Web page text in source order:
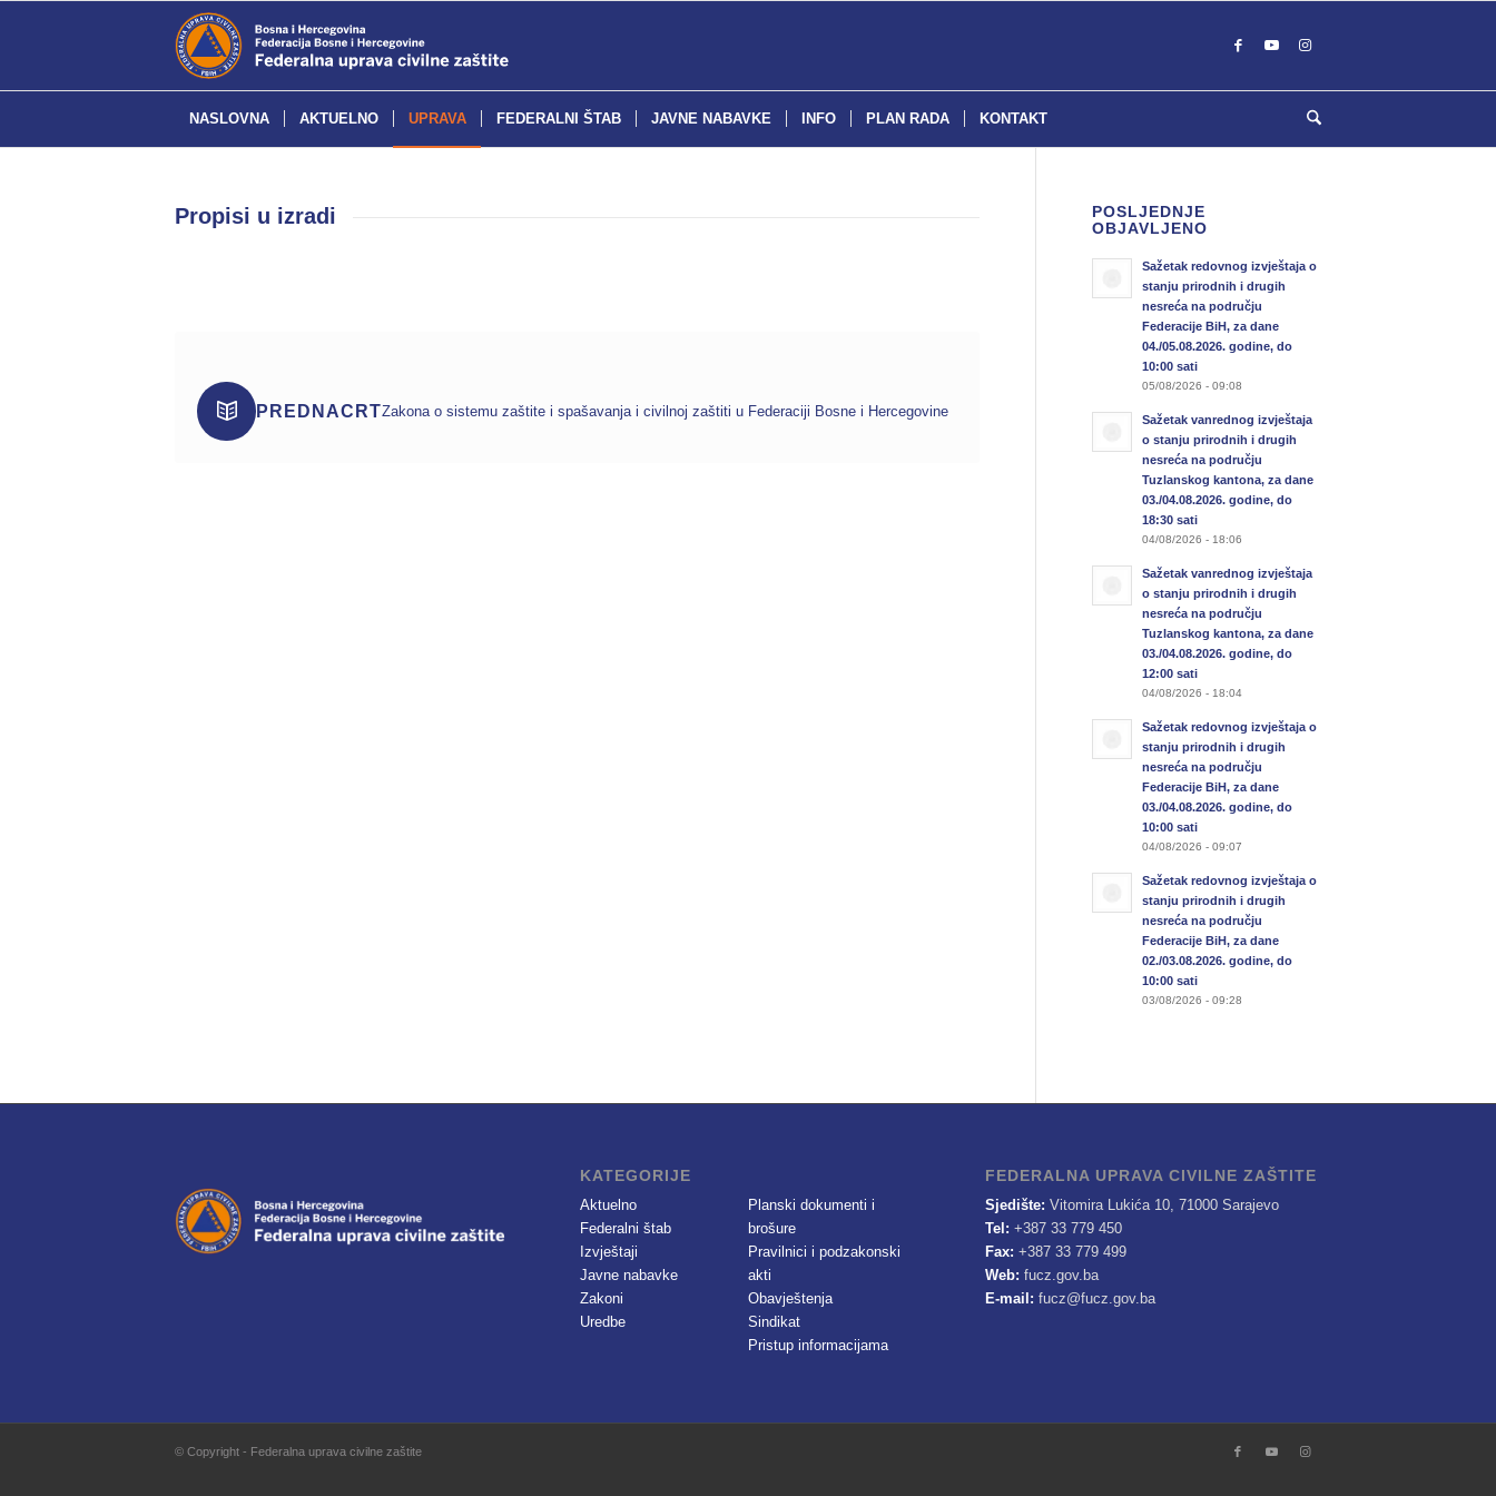
NASLOVNA AKTUELNO UPRAVA FEDERALNI ŠTAB JAVNE NABAVKE INFO PLAN RADA KONTAKT
Propisi u izradi
PREDNACRTZakona o sistemu zaštite i spašavanja i civilnoj zaštiti u Federaciji Bosne i Hercegovine
POSLJEDNJE
OBJAVLJENO
Sažetak redovnog izvještaja o
stanju prirodnih i drugih
nesreća na području
Federacije BiH, za dane
04./05.08.2026. godine, do
10:00 sati
05/08/2026 - 09:08
Sažetak vanrednog izvještaja
o stanju prirodnih i drugih
nesreća na području
Tuzlanskog kantona, za dane
03./04.08.2026. godine, do
18:30 sati
04/08/2026 - 18:06
Sažetak vanrednog izvještaja
o stanju prirodnih i drugih
nesreća na području
Tuzlanskog kantona, za dane
03./04.08.2026. godine, do
12:00 sati
04/08/2026 - 18:04
Sažetak redovnog izvještaja o
stanju prirodnih i drugih
nesreća na području
Federacije BiH, za dane
03./04.08.2026. godine, do
10:00 sati
04/08/2026 - 09:07
Sažetak redovnog izvještaja o
stanju prirodnih i drugih
nesreća na području
Federacije BiH, za dane
02./03.08.2026. godine, do
10:00 sati
03/08/2026 - 09:28
KATEGORIJE
Aktuelno
Federalni štab
Izvještaji
Javne nabavke
Zakoni
Uredbe
Planski dokumenti i
brošure
Pravilnici i podzakonski
akti
Obavještenja
Sindikat
Pristup informacijama
FEDERALNA UPRAVA CIVILNE ZAŠTITE
Sjedište: Vitomira Lukića 10, 71000 Sarajevo
Tel: +387 33 779 450
Fax: +387 33 779 499
Web: fucz.gov.ba
E-mail: fucz@fucz.gov.ba
© Copyright - Federalna uprava civilne zaštite